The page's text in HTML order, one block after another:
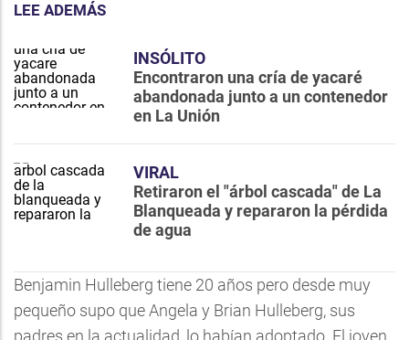
LEE ADEMÁS
INSÓLITO
Encontraron una cría de yacaré
abandonada junto a un contenedor
en La Unión
VIRAL
Retiraron el "árbol cascada" de La
Blanqueada y repararon la pérdida
de agua
Benjamin Hulleberg tiene 20 años pero desde muy
pequeño supo que Angela y Brian Hulleberg, sus
padres en la actualidad, lo habían adoptado. El joven